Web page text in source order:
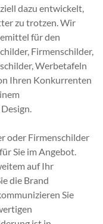
dazu entwickelt,
zu trotzen. Wir
für den
Firmenschilder,
Werbetafeln
Ihren Konkurrenten
oder Firmenschilder
Sie im Angebot.
auf Ihr
die Brand
Sie